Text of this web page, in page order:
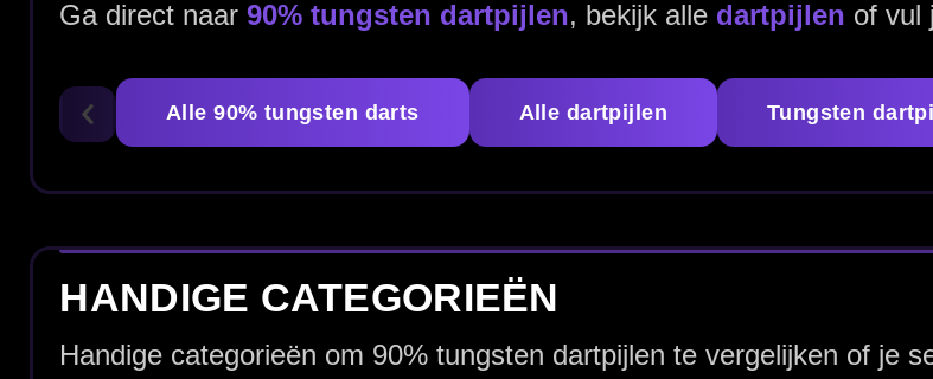
Alle Dartpijlen Tungsten Dartpijlen
95% Tungsten Darts Dart Flights
ALLE 90% TUNGSTEN DARTPIJLEN
Bekijk hieronder ons volledige assortiment 90% tungsten dartpijlen en kies de set die past bij jouw